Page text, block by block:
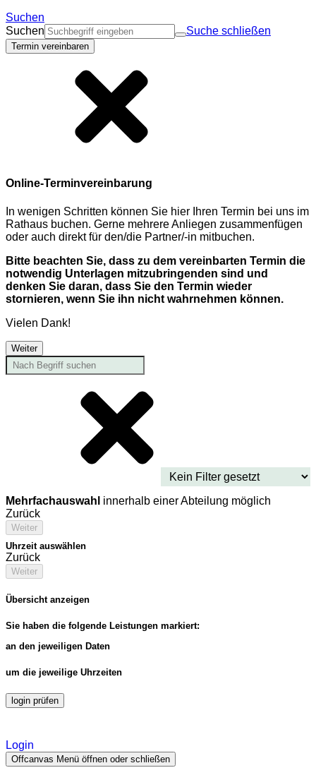
Suchen
Suchen
Suche schließen
Termin vereinbaren
Online-Terminvereinbarung
In wenigen Schritten können Sie hier Ihren Termin bei uns im
Rathaus buchen. Gerne mehrere Anliegen zusammenfügen
oder auch direkt für den/die Partner/-in mitbuchen.
Bitte beachten Sie, dass zu dem vereinbarten Termin die
notwendig Unterlagen mitzubringenden sind und
denken Sie daran, dass Sie den Termin wieder
stornieren, wenn Sie ihn nicht wahrnehmen können.
Vielen Dank!
Weiter
Mehrfachauswahl innerhalb einer Abteilung möglich
Zurück
Weiter
Uhrzeit auswählen
Zurück
Weiter
Übersicht anzeigen
Sie haben die folgende Leistungen markiert:
an den jeweiligen Daten
um die jeweilige Uhrzeiten
login prüfen
Login
Offcanvas Menü öffnen oder schließen